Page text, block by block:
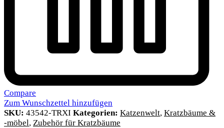
Compare
Zum Wunschzettel hinzufügen
SKU: 43542-TRXI Kategorien: Katzenwelt, Kratzbäume &
-möbel, Zubehör für Kratzbäume